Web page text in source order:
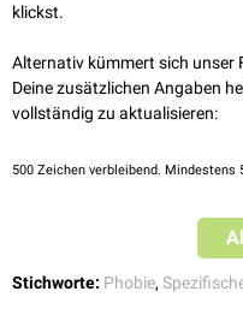
klickst.
Alternativ kümmert sich unser
Deine zusätzlichen Angaben
vollständig zu aktualisieren:
500 Zeichen verbleibend. Mindestens
Stichworte: Phobie,